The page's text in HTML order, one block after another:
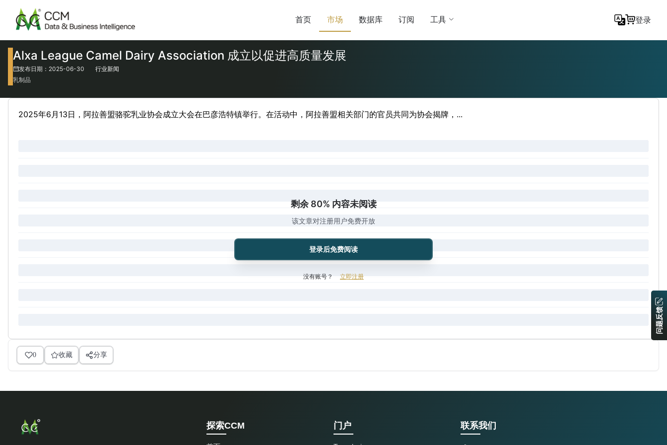
首页 市场 数据库 订阅 工具 登录
Alxa League Camel Dairy Association 成立以促进高质量发展
发布日期：2025-06-30
行业新闻
乳制品
2025年6月13日，阿拉善盟骆驼乳业协会成立大会在巴彦浩特镇举行。在活动中，阿拉善盟相关部门的官员共同为协会揭牌，...
剩余 80% 内容未阅读
该文章对注册用户免费开放
登录后免费阅读
没有账号？ 立即注册
0 收藏 分享
探索CCM 门户 联系我们
问题反馈